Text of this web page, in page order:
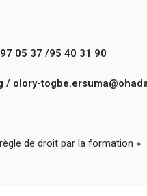
05 37 /95 40 31 90
/ olory-
règle de droit par la formation »